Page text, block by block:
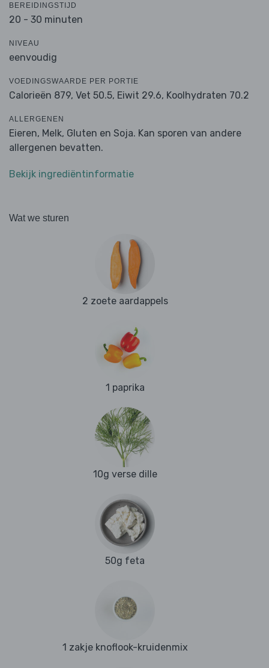
BEREIDINGSTIJD
20 - 30 minuten
NIVEAU
eenvoudig
VOEDINGSWAARDE PER PORTIE
Calorieën 879, Vet 50.5, Eiwit 29.6, Koolhydraten 70.2
ALLERGENEN
Eieren, Melk, Gluten en Soja. Kan sporen van andere
allergenen bevatten.
Bekijk ingrediëntinformatie
Wat we sturen
2 zoete aardappels
1 paprika
10g verse dille
50g feta
1 zakje knoflook-kruidenmix